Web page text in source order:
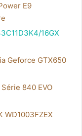
E9
16GX
Geforce GTX650
840 EVO
WD1003FZEX